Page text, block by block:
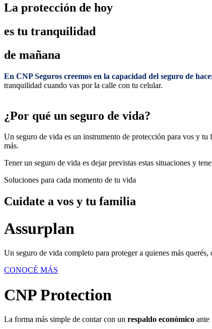
La protección de hoy
es tu tranquilidad
de mañana
En CNP Seguros creemos en la capacidad del seguro de
tranquilidad cuando vas por la calle con tu celular.
¿Por qué un seguro de vida?​
Un seguro de vida es un instrumento de protección para vos y
más.
Tener un seguro de vida es dejar previstas estas situaciones y
Soluciones para cada momento de tu vida
Cuidate a vos y tu familia
Assurplan
Un seguro de vida completo para proteger a quienes más querés,
CONOCÉ MÁS
CNP Protection
La forma más simple de contar con un respaldo económico ante